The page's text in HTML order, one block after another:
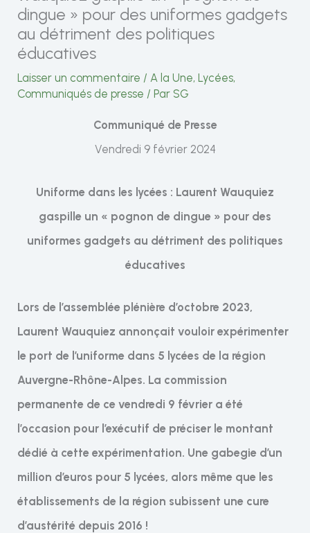
dingue » pour des uniformes gadgets
au détriment des politiques
éducatives
Laisser un commentaire /A la Une,Lycées,
Communiqués de presse / Par SG
Communiqué de Presse
Vendredi 9 février 2024
Uniforme dans les lycées : Laurent Wauquiez
gaspille un « pognon de dingue » pour des
uniformes gadgets au détriment des politiques
éducatives
Lors de l’assemblée plénière d’octobre 2023,
Laurent Wauquiez annonçait vouloir expérimenter
le port de l’uniforme dans 5 lycées de la région
Auvergne-Rhône-Alpes. La commission
permanente de ce vendredi 9 février a été
l’occasion pour l’exécutif de préciser le montant
dédié à cette expérimentation. Une gabegie d’un
million d’euros pour 5 lycées, alors même que les
établissements de la région subissent une cure
d’austérité depuis 2016 !